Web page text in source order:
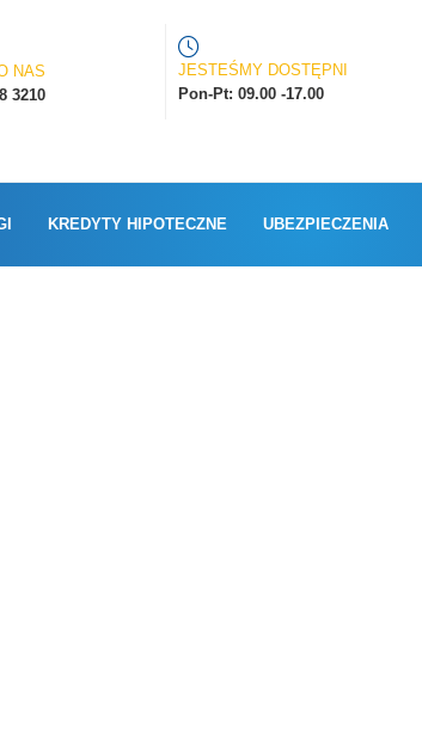
NAS
3210
JESTEŚMY DOSTĘPNI
Pon-Pt: 09.00 -17.00
KREDYTY HIPOTECZNE UBEZPIECZENIA